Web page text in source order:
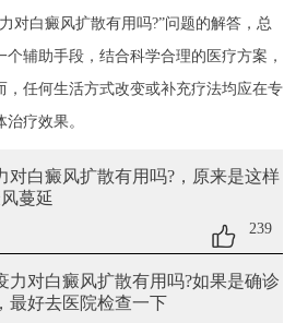
对白癜风扩散有用吗?”问题的解答，总
辅助手段，结合科学合理的医疗方案，
任何生活方式改变或补充疗法均应在专
疗效果。
对白癜风扩散有用吗?，原来是这样
蔓延
239
力对白癜风扩散有用吗?如果是确诊
最好去医院检查一下